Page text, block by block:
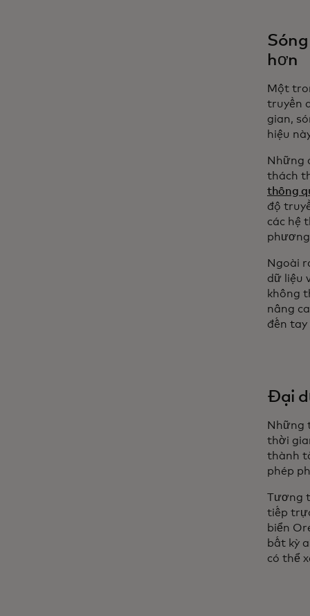
hơn
Một
truyền
gian,
hiệu
Những
thách
thông
độ
các hệ
Ngoài
dữ liệu
không
nâng
đến tay
Đại
Những
thời
thành
phép
Tương
tiếp
biển
bất kỳ
có thể